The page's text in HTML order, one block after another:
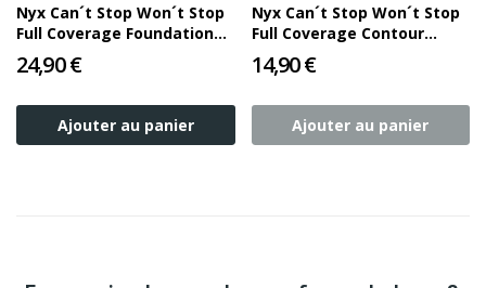
Nyx Can´t Stop Won´t Stop
Full Coverage Foundation
Walnut 30ml
24,90 €
Ajouter au panier
Nyx Can´t Stop Won´t Stop
Full Coverage Contour
Concealer Mahogany 3 5ml
14,90 €
Ajouter au panier